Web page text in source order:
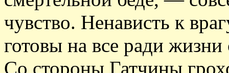
чувство. Ненависть к
готовы на все ради
Со стороны Гатчины